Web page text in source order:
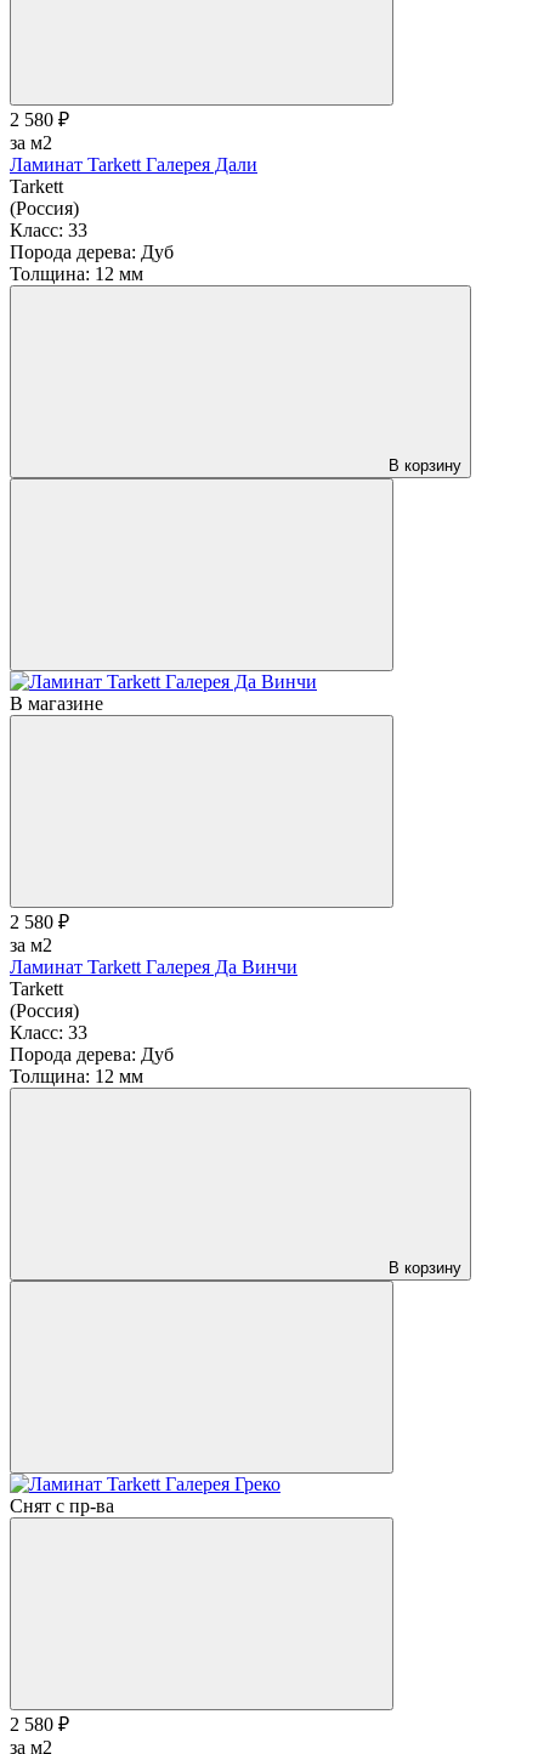
2 580 ₽
за м2
Ламинат Tarkett Галерея Дали
Tarkett
(Россия)
Класс: 33
Порода дерева: Дуб
Толщина: 12 мм
В корзину
В магазине
2 580 ₽
за м2
Ламинат Tarkett Галерея Да Винчи
Tarkett
(Россия)
Класс: 33
Порода дерева: Дуб
Толщина: 12 мм
В корзину
Снят с пр-ва
2 580 ₽
за м2